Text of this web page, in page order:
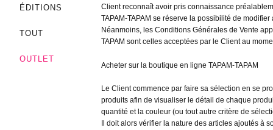
Client reconnaît avoir pris connaissance
TAPAM-TAPAM se réserve la possibilité de
Néanmoins, les Conditions Générales de Vente
TAPAM sont celles acceptées par le Client au
Acheter sur la boutique en ligne TAPAM-TAPAM
Le Client commence par faire sa sélection en se
produits afin de visualiser le détail de chaque
quantité et la couleur (ou tout autre critère de
Il doit alors vérifier la nature des articles ajoutés à
ÉDITIONS
TOUT
OUTLET